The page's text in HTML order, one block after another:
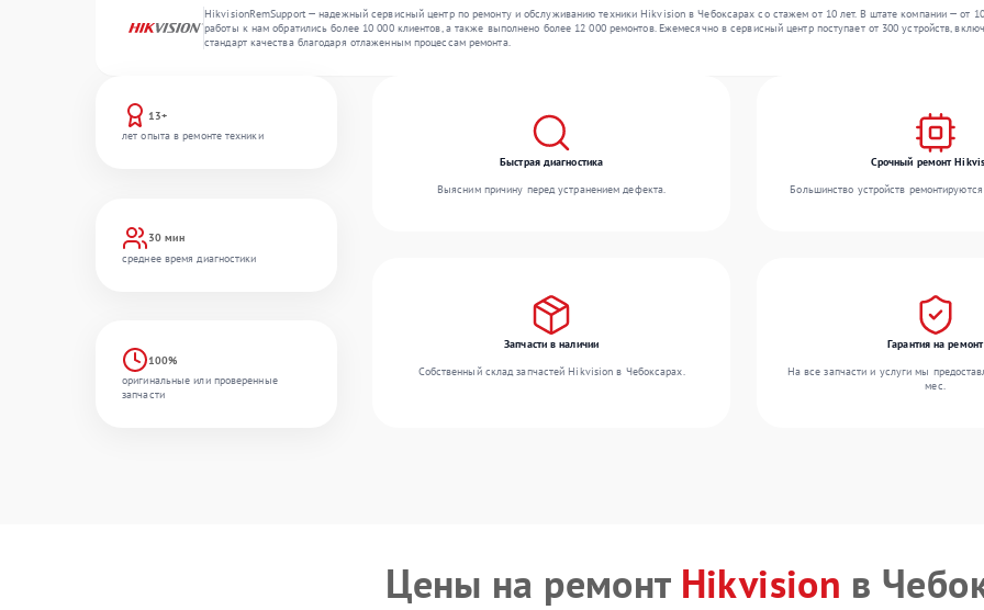
HikvisionRemSupport — надежный сервисный центр по ремонту и обслуживанию техники Hikvision в Чебоксарах со стажем от 10 лет. В штате компании — от
работы к нам обратились более 10 000 клиентов, а также выполнено более 12 000 ремонтов. Ежемесячно в сервисный центр поступает от 300 устройств,
стандарт качества благодаря отлаженным процессам ремонта.
13+
лет опыта в ремонте техники
30 мин
среднее время диагностики
100%
оригинальные или проверенные
запчасти
Быстрая диагностика
Выясним причину перед устранением дефекта.
Срочный ремонт
Большинство устройств
Запчасти в наличии
Собственный склад запчастей Hikvision в Чебоксарах.
Гарантия на ремонт
На все запчасти и услуги мы
мес.
Цены на ремонт Hikvision в